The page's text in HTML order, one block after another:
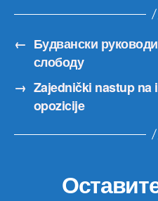
← Будвански
слободу
→ Zajednički nastup na
opozicije